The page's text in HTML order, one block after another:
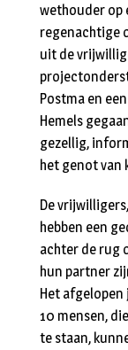
wethouder op
regenachtige
uit de
Postma en
Hemels
gezellig,
het genot van
De
hebben een
achter de rug
hun partner
Het afgelopen
10 mensen,
te staan,